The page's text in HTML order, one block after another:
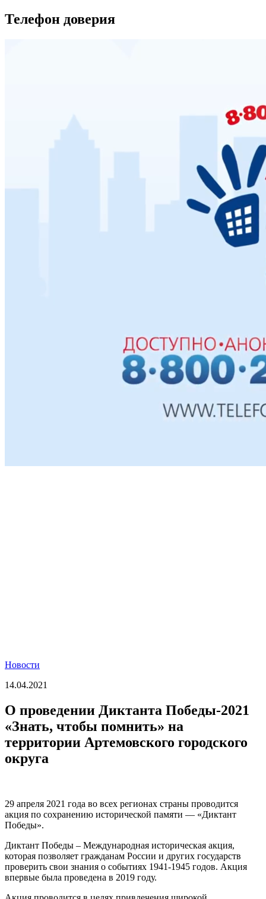
Телефон доверия
Новости
14.04.2021
О проведении Диктанта Победы-2021
«Знать, чтобы помнить» на
территории Артемовского городского
округа
29 апреля 2021 года во всех регионах страны проводится
акция по сохранению исторической памяти — «Диктант
Победы».
Диктант Победы – Международная историческая акция,
которая позволяет гражданам России и других государств
проверить свои знания о событиях 1941-1945 годов. Акция
впервые была проведена в 2019 году.